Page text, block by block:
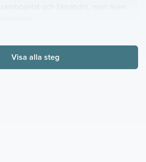
Visa alla steg